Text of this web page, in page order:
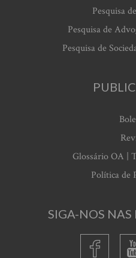
Pesquisa
Pesquisa de
Pesquisa de
Glossário OA |
Política de
SIGA-NOS NAS